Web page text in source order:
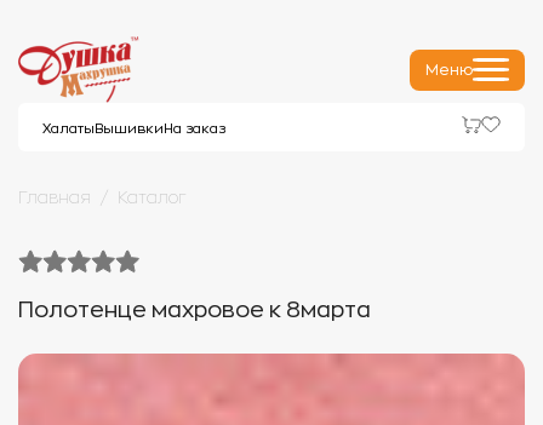
Меню
Халаты Вышивки На заказ
Главная Каталог
Полотенце махровое к 8марта